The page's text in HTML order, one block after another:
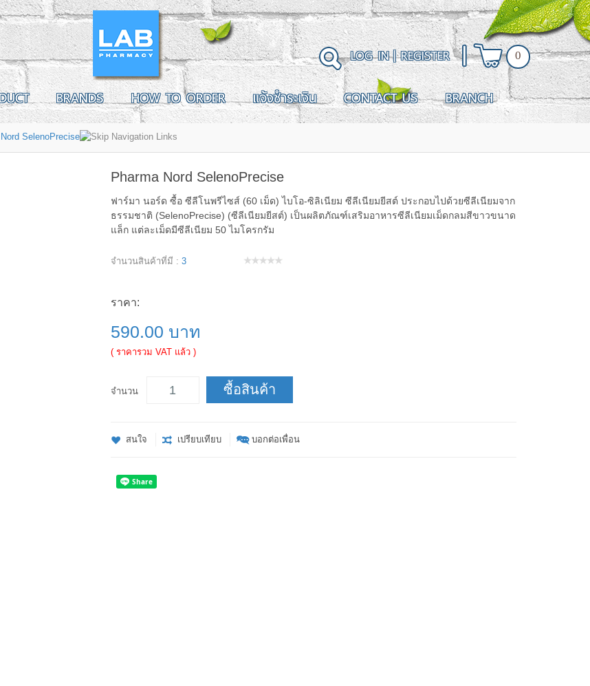
0
LOG IN|REGISTER
BRANDS HOW TO ORDER แจ้งชำระเงิน CONTACT US BRANCH
SelenoPrecise
Pharma Nord SelenoPrecise
ฟาร์มา นอร์ด ซื้อ ซีลีโนพรีไซส์ (60 เม็ด) ไบโอ-ซิลิเนียม ซีลีเนียมยีสต์ ประกอบไปด้วยซีลีเนียมจาก
ธรรมชาติ (SelenoPrecise) (ซีลีเนียมยีสต์) เป็นผลิตภัณฑ์เสริมอาหารซีลีเนียมเม็ดกลมสีขาวขนาด
แล็ก แต่ละเม็ดมีซีลีเนียม 50 ไมโครกรัม
จำนวนสินค้าที่มี : 3
ราคา:
590.00 บาท
( ราคารวม VAT แล้ว )
จำนวน ซื้อสินค้า
สนใจ เปรียบเทียบ บอกต่อเพื่อน